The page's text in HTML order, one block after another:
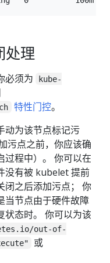
处理
必须为
kube-
特性门控。
动为该节点标记污
污点之前，你应该确
过程中）。 你可以在
没有被 kubelet 提前
闭之后添加污点； 你
当节点由于硬件故障
状态时。 你可以为该
out-of-
或